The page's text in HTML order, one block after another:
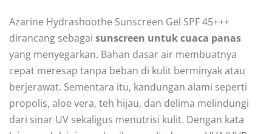
Azarine Hydrashoothe Sunscreen Gel SPF 45+++
dirancang sebagai sunscreen untuk cuaca panas
yang menyegarkan. Bahan dasar air membuatnya
cepat meresap tanpa beban di kulit berminyak atau
berjerawat. Sementara itu, kandungan alami seperti
propolis, aloe vera, teh hijau, dan delima melindungi
dari sinar UV sekaligus menutrisi kulit. Dengan kata